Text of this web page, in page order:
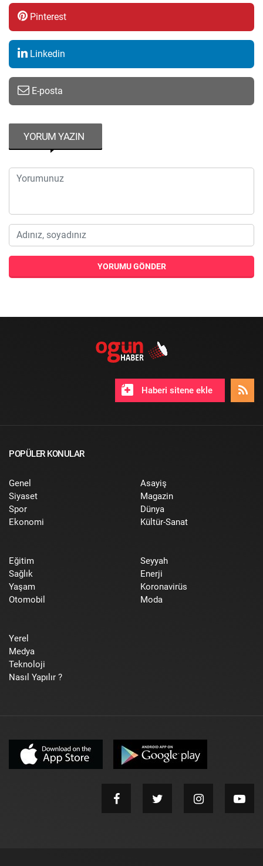
Pinterest
Linkedin
E-posta
YORUM YAZIN
YORUMU GÖNDER
Haberi sitene ekle
POPÜLER KONULAR
Genel
Siyaset
Spor
Ekonomi
Asayiş
Magazin
Dünya
Kültür-Sanat
Eğitim
Sağlık
Yaşam
Otomobil
Seyyah
Enerji
Koronavirüs
Moda
Yerel
Medya
Teknoloji
Nasıl Yapılır ?